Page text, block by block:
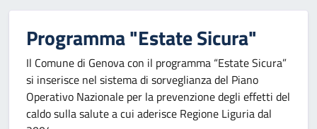
Programma "Estate Sicura"
Il Comune di Genova con il programma “Estate Sicura”
si inserisce nel sistema di sorveglianza del Piano
Operativo Nazionale per la prevenzione degli effetti del
caldo sulla salute a cui aderisce Regione Liguria dal